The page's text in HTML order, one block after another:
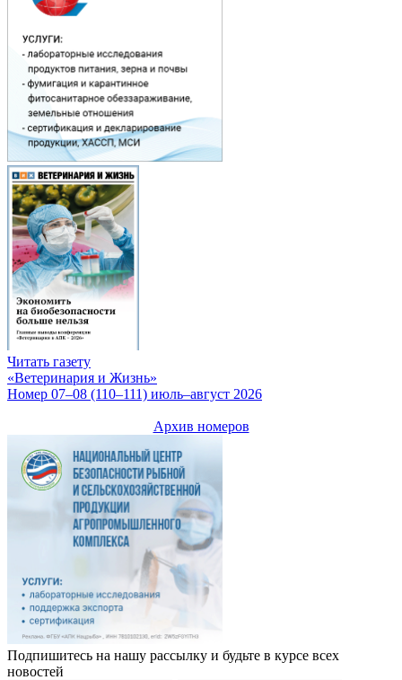
Читать газету
«Ветеринария и Жизнь»
Номер 07–08 (110–111) июль–август 2026
Архив номеров
Подпишитесь на нашу рассылку и будьте в курсе всех
новостей